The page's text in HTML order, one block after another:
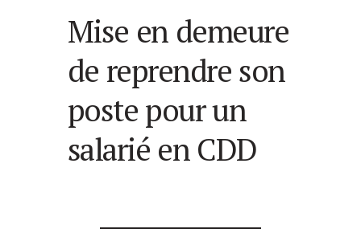
Mise en demeure
de reprendre son
poste pour un
salarié en CDD